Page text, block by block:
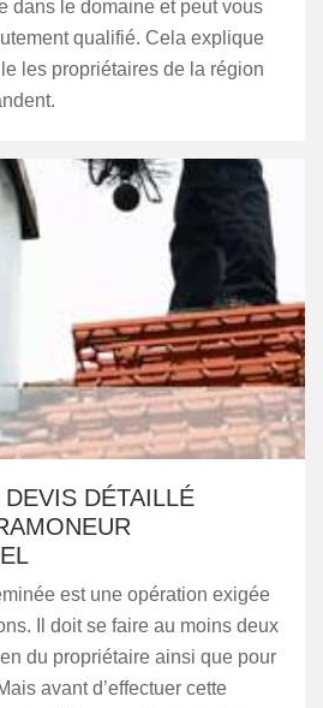
dans le domaine et peut vous
qualifié. Cela explique
les propriétaires de la région
DÉTAILLÉ
est une opération exigée
Il doit se faire au moins deux
du propriétaire ainsi que pour
avant d’effectuer cette